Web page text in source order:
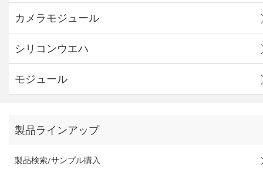
カメラモジュール
シリコンウエハ
モジュール
製品ラインアップ
製品検索/サンプル購入